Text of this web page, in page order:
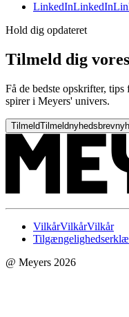
LinkedInLinkedIn
Hold dig opdateret
Tilmeld dig
Få de bedste opskrifter,
spirer i Meyers' univers.
TilmeldTilmeldnyhedsbrev
VilkårVilkårVilkår
@ Meyers 2026